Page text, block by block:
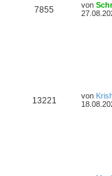
7855 von
13221 von